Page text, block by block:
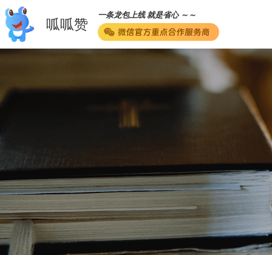
呱呱赞
一条龙包上线 就是省心 ～～